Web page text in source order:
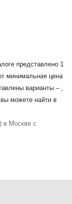
представлено 1
минимальная цена
варианты – ,
можете найти в
в Москве с